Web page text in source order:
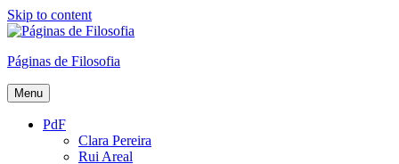
Skip to content
Páginas de Filosofia
Menu
PdF
Clara Pereira
Rui Areal